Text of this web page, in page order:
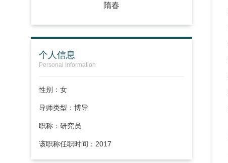
隋春
个人信息
Personal Information
性别：女
导师类型：博导
职称：研究员
该职称任职时间：2017